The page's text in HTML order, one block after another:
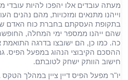
מעתה עובדים אלו יהפכו להיות עובדי
וייהנו מתנאים ומזכויות, מהם נהנים
בתקופת העסקתם בחברת כוח האדם
שהם ייהנו ממספר ימי המחלה,
כה. כמו כן, הם ישובצו בדרגה
ההסכם הקיבוצי הנהוג במפעל הפיס.
חישוב הוותק ישחק לטובתם.
יו"ר מפעל הפיס דיין ציין במהלך